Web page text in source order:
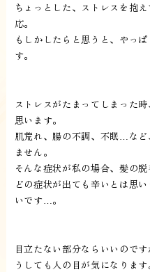
ちょっとした、ストレスを抱
応。
もしかしたらと思うと、やっ
す。
ストレスがたまってしまった
思います。
肌荒れ、腸の不調、不眠…な
ません。
そんな症状が私の場合、髪の脱
どの症状が出ても辛いとは思
いです…。
目立たない部分ならいいので
うしても人の目が気になります